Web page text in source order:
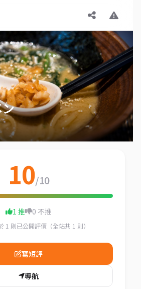
10/10
1 推 0 不推
1 則已公開評價（全站共 1 則）
寫短評
導航